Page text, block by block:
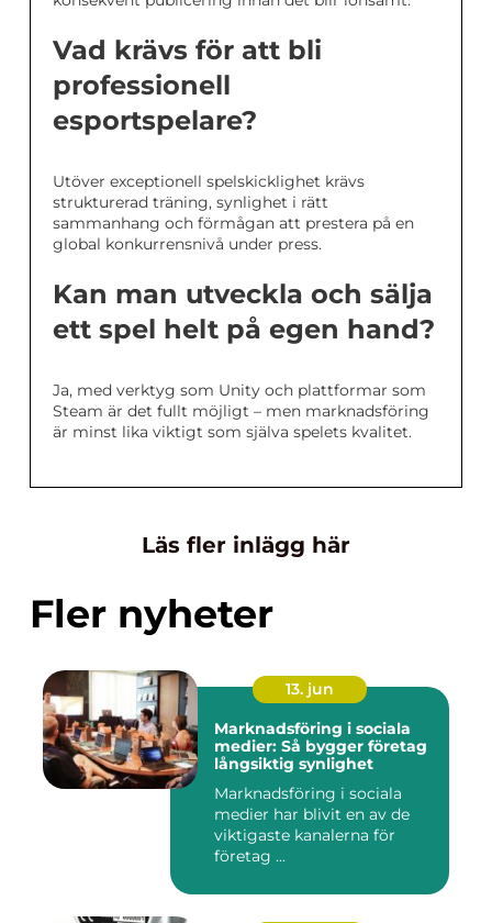
Vad krävs för att bli
professionell
esportspelare?
Utöver exceptionell spelskicklighet krävs
strukturerad träning, synlighet i rätt
sammanhang och förmågan att prestera på en
global konkurrensnivå under press.
Kan man utveckla och sälja
ett spel helt på egen hand?
Ja, med verktyg som Unity och plattformar som
Steam är det fullt möjligt – men marknadsföring
är minst lika viktigt som själva spelets kvalitet.
Läs fler inlägg här
Fler nyheter
13. jun
Marknadsföring i sociala
medier: Så bygger företag
långsiktig synlighet
Marknadsföring i sociala
medier har blivit en av de
viktigaste kanalerna för
företag ...